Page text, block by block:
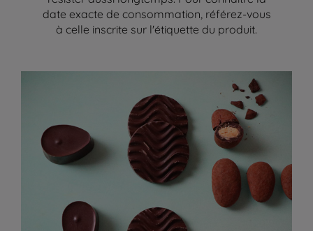
date exacte de consommation, référez-vous
à celle inscrite sur l'étiquette du produit.